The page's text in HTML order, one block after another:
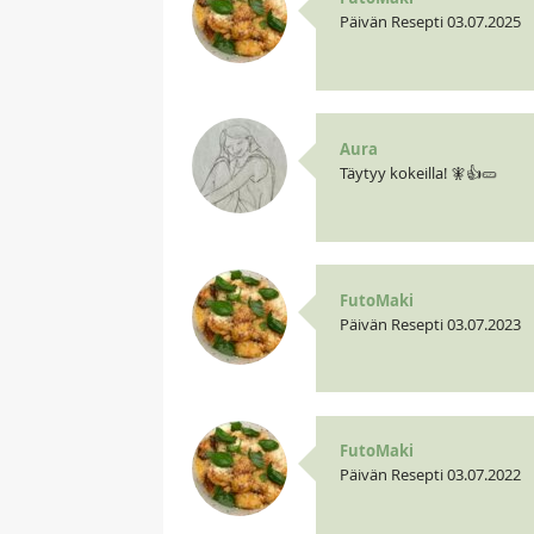
Päivän Resepti 03.07.2025
Aura
Täytyy kokeilla! 🧚👍🥒
FutoMaki
Päivän Resepti 03.07.2023
FutoMaki
Päivän Resepti 03.07.2022